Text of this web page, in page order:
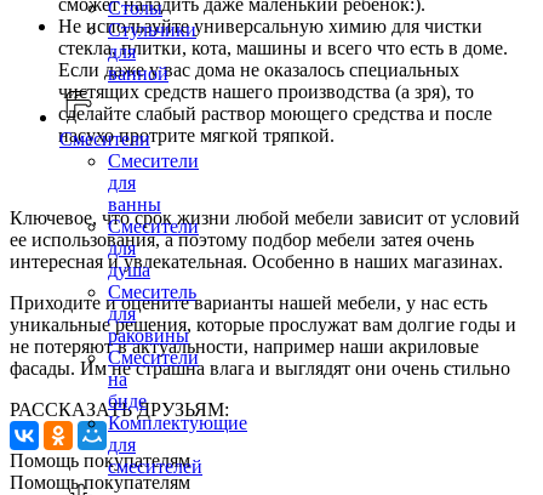
Столы
Стульчики
для
ванной
Смесители
Смесители
для
ванны
Смесители
для
душа
Смеситель
для
раковины
Смесители
на
биде
Комплектующие
для
смесителей
сможет наладить даже маленький ребенок:).
Не используйте универсальную химию для чистки
стекла, плитки, кота, машины и всего что есть в доме.
Если даже у вас дома не оказалось специальных
чистящих средств нашего производства (а зря), то
сделайте слабый раствор моющего средства и после
насухо протрите мягкой тряпкой.
Ключевое, что срок жизни любой мебели зависит от условий
ее использования, а поэтому подбор мебели затея очень
интересная и увлекательная. Особенно в наших магазинах.
Приходите и оцените варианты нашей мебели, у нас есть
уникальные решения, которые прослужат вам долгие годы и
не потеряют в актуальности, например наши акриловые
фасады. Им не страшна влага и выглядят они очень стильно
РАССКАЗАТЬ ДРУЗЬЯМ:
Помощь покупателям
Помощь покупателям